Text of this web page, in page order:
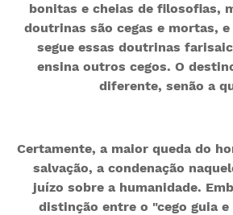
bonitas e cheias de filosofias,
doutrinas são cegas e mortas,
segue essas doutrinas
ensina outros cegos. O
diferente, senão a
Certamente, a maior queda do
salvação, a condenação
juízo sobre a humanidade.
distinção entre o "cego guia e